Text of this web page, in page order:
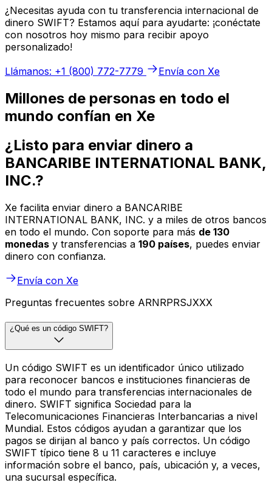
¿Necesitas ayuda con tu transferencia internacional de
dinero SWIFT? Estamos aquí para ayudarte: ¡conéctate
con nosotros hoy mismo para recibir apoyo
personalizado!
Llámanos: +1 (800) 772-7779
Envía con Xe
Millones de personas en todo el
mundo confían en Xe
¿Listo para enviar dinero a
BANCARIBE INTERNATIONAL BANK,
INC.?
Xe facilita enviar dinero a BANCARIBE
INTERNATIONAL BANK, INC. y a miles de otros bancos
en todo el mundo. Con soporte para más de 130
monedas y transferencias a 190 países, puedes enviar
dinero con confianza.
Envía con Xe
Preguntas frecuentes sobre ARNRPRSJXXX
¿Qué es un código SWIFT?
Un código SWIFT es un identificador único utilizado
para reconocer bancos e instituciones financieras de
todo el mundo para transferencias internacionales de
dinero. SWIFT significa Sociedad para la
Telecomunicaciones Financieras Interbancarias a nivel
Mundial. Estos códigos ayudan a garantizar que los
pagos se dirijan al banco y país correctos. Un código
SWIFT típico tiene 8 u 11 caracteres e incluye
información sobre el banco, país, ubicación y, a veces,
una sucursal específica.